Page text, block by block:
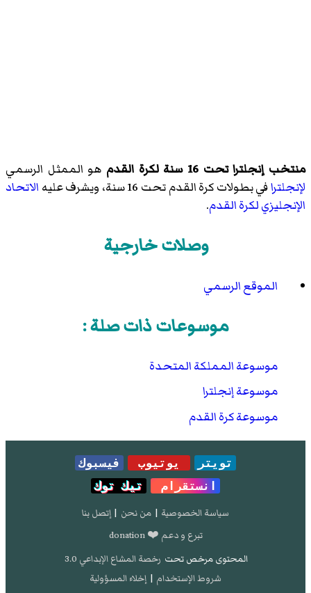
منتخب إنجلترا تحت 16 سنة لكرة القدم
هو الممثل الرسمي
لإنجلترافي بطولات كرة القدم تحت 16 سنة، ويشرف عليه
الاتحاد
الإنجليزي لكرة القدم.
وصلات خارجية
الموقع الرسمي
موسوعات ذات صلة :
موسوعة المملكة المتحدة
موسوعة إنجلترا
موسوعة كرة القدم
تويتر يوتيوب
فيسبوك
انستقرام
تيك توك
سياسة الخصوصية | من نحن | إتصل بنا
تبرع و دعم ❤️ donation
المحتوى مرخص تحت رخصة المشاع الإبداعي 3.0
شروط الإستخدام | إخلاء المسؤولية